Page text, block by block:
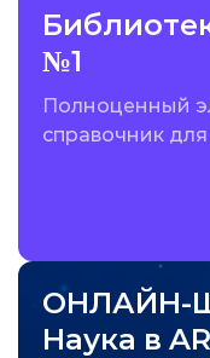
№1
Полноценный
справочник
ОНЛАЙН-
Наука в AR